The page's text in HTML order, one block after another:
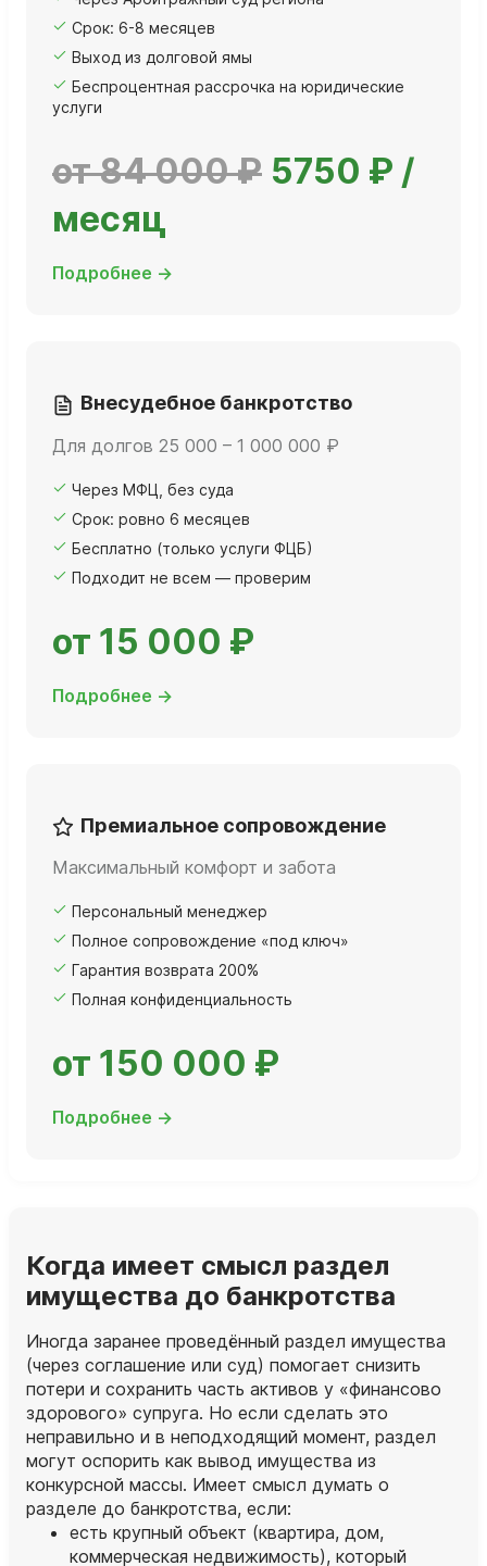
Срок: 6-8 месяцев
Выход из долговой ямы
Беспроцентная рассрочка на юридические
услуги
от 84 000 ₽ 5750 ₽ /
месяц
Подробнее →
Внесудебное банкротство
Для долгов 25 000 – 1 000 000 ₽
Через МФЦ, без суда
Срок: ровно 6 месяцев
Бесплатно (только услуги ФЦБ)
Подходит не всем — проверим
от 15 000 ₽
Подробнее →
Премиальное сопровождение
Максимальный комфорт и забота
Персональный менеджер
Полное сопровождение «под ключ»
Гарантия возврата 200%
Полная конфиденциальность
от 150 000 ₽
Подробнее →
Когда имеет смысл раздел
имущества до банкротства
Иногда заранее проведённый раздел имущества
(через соглашение или суд) помогает снизить
потери и сохранить часть активов у «финансово
здорового» супруга. Но если сделать это
неправильно и в неподходящий момент, раздел
могут оспорить как вывод имущества из
конкурсной массы. Имеет смысл думать о
разделе до банкротства, если:
есть крупный объект (квартира, дом,
коммерческая недвижимость), который